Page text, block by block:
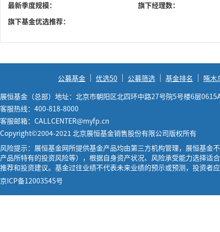
最新季度规模：
旗下经理数：
旗下基金优选推荐：
公募基金 优选50 公募筛选 基金排名
啄木
展恒基金（总部）地址：北京市朝阳区北四环中路27号院5号楼6层
客服热线：400-818-8000
客服邮箱：CALLCENTER@myfp.cn
Copyright©2004-2021 北京展恒基金销售股份有限公司版权所有
风险提示：展恒基金网所提供基金产品均由第三方机构管理，展恒基
产品所特有的投资风险等），根据自身资产状况、风险承受能力选择
推荐和投资建议。基金过往业绩不代表未来业绩的预示或预测，投资者
京ICP备12003545号